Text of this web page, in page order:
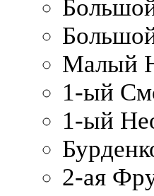
Малый
1-ый
1-ый
2-ая